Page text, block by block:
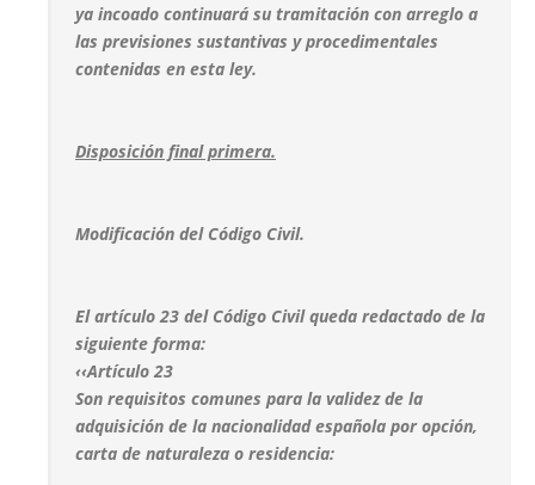
ya incoado continuará su tramitación con arreglo a
las previsiones sustantivas y procedimentales
contenidas en esta ley.
Disposición final primera.
Modificación del Código Civil.
El artículo 23 del Código Civil queda redactado de la
siguiente forma:
‹‹Artículo 23
Son requisitos comunes para la validez de la
adquisición de la nacionalidad española por opción,
carta de naturaleza o residencia: